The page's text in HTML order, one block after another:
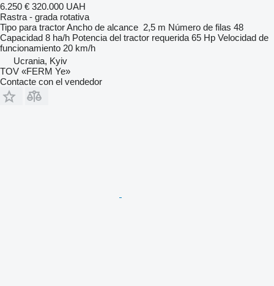
6.250 € 320.000 UAH
Rastra - grada rotativa
Tipo para tractorAncho de alcance 2,5 m Número de filas 48
Capacidad 8 ha/h Potencia del tractor requerida 65 Hp Velocidad de
funcionamiento 20 km/h
Ucrania, Kyiv
TOV «FERM Ye»
Contacte con el vendedor